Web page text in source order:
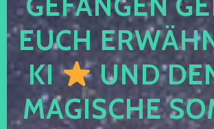
EUCH
KI
UND
MAGISCHE